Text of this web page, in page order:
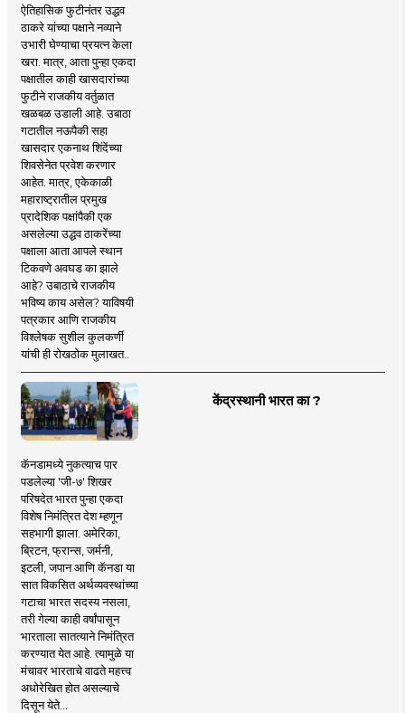
ऐतिहासिक फुटीनंतर उद्धव
ठाकरे यांच्या पक्षाने नव्याने
उभारी घेण्याचा प्रयत्न केला
खरा. मात्र, आता पुन्हा एकदा
पक्षातील काही खासदारांच्या
फुटीने राजकीय वर्तुळात
खळबळ उडाली आहे. उबाठा
गटातील नऊपैकी सहा
खासदार एकनाथ शिंदेंच्या
शिवसेनेत प्रवेश करणार
आहेत. मात्र, एकेकाळी
महाराष्ट्रातील प्रमुख
प्रादेशिक पक्षांपैकी एक
असलेल्या उद्धव ठाकरेंच्या
पक्षाला आता आपले स्थान
टिकवणे अवघड का झाले
आहे? उबाठाचे राजकीय
भविष्य काय असेल? याविषयी
पत्रकार आणि राजकीय
विश्लेषक सुशील कुलकर्णी
यांची ही रोखठोक मुलाखत..
केंद्रस्थानी भारत का ?
कॅनडामध्ये नुकत्याच पार
पडलेल्या 'जी-७' शिखर
परिषदेत भारत पुन्हा एकदा
विशेष निमंत्रित देश म्हणून
सहभागी झाला. अमेरिका,
ब्रिटन, फ्रान्स, जर्मनी,
इटली, जपान आणि कॅनडा या
सात विकसित अर्थव्यवस्थांच्या
गटाचा भारत सदस्य नसला,
तरी गेल्या काही वर्षांपासून
भारताला सातत्याने निमंत्रित
करण्यात येत आहे. त्यामुळे या
मंचावर भारताचे वाढते महत्त्व
अधोरेखित होत असल्याचे
दिसून येते...